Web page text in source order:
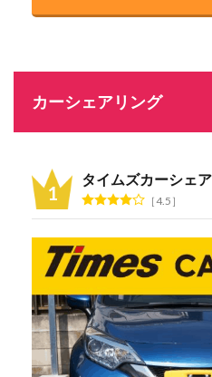
カーシェアリング
タイムズカーシェア
4.5